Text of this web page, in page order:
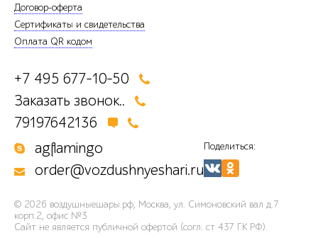
Договор-оферта
Сертификаты и свидетельства
Оплата QR кодом
+7 495 677-10-50
Заказать звонок..
79197642136
agflamingo
order@vozdushnyeshari.ru
Поделиться:
© 2026 воздушныешары.рф, Москва, ул. Симоновский вал д.7
корп.2, офис №3
Сайт не является публичной офертой (согл. ст 437 ГК РФ).